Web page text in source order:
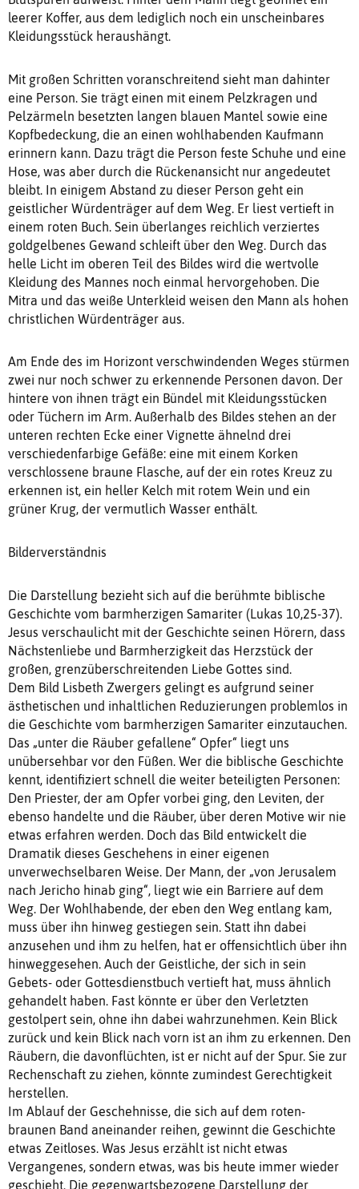
leerer Koffer, aus dem lediglich noch ein unscheinbares
Kleidungsstück heraushängt.
Mit großen Schritten voranschreitend sieht man dahinter
eine Person. Sie trägt einen mit einem Pelzkragen und
Pelzärmeln besetzten langen blauen Mantel sowie eine
Kopfbedeckung, die an einen wohlhabenden Kaufmann
erinnern kann. Dazu trägt die Person feste Schuhe und eine
Hose, was aber durch die Rückenansicht nur angedeutet
bleibt. In einigem Abstand zu dieser Person geht ein
geistlicher Würdenträger auf dem Weg. Er liest vertieft in
einem roten Buch. Sein überlanges reichlich verziertes
goldgelbenes Gewand schleift über den Weg. Durch das
helle Licht im oberen Teil des Bildes wird die wertvolle
Kleidung des Mannes noch einmal hervorgehoben. Die
Mitra und das weiße Unterkleid weisen den Mann als hohen
christlichen Würdenträger aus.
Am Ende des im Horizont verschwindenden Weges stürmen
zwei nur noch schwer zu erkennende Personen davon. Der
hintere von ihnen trägt ein Bündel mit Kleidungsstücken
oder Tüchern im Arm. Außerhalb des Bildes stehen an der
unteren rechten Ecke einer Vignette ähnelnd drei
verschiedenfarbige Gefäße: eine mit einem Korken
verschlossene braune Flasche, auf der ein rotes Kreuz zu
erkennen ist, ein heller Kelch mit rotem Wein und ein
grüner Krug, der vermutlich Wasser enthält.
Bilderverständnis
Die Darstellung bezieht sich auf die berühmte biblische
Geschichte vom barmherzigen Samariter (Lukas 10,25-37).
Jesus verschaulicht mit der Geschichte seinen Hörern, dass
Nächstenliebe und Barmherzigkeit das Herzstück der
großen, grenzüberschreitenden Liebe Gottes sind.
Dem Bild Lisbeth Zwergers gelingt es aufgrund seiner
ästhetischen und inhaltlichen Reduzierungen problemlos in
die Geschichte vom barmherzigen Samariter einzutauchen.
Das „unter die Räuber gefallene“ Opfer“ liegt uns
unübersehbar vor den Füßen. Wer die biblische Geschichte
kennt, identifiziert schnell die weiter beteiligten Personen:
Den Priester, der am Opfer vorbei ging, den Leviten, der
ebenso handelte und die Räuber, über deren Motive wir nie
etwas erfahren werden. Doch das Bild entwickelt die
Dramatik dieses Geschehens in einer eigenen
unverwechselbaren Weise. Der Mann, der „von Jerusalem
nach Jericho hinab ging“, liegt wie ein Barriere auf dem
Weg. Der Wohlhabende, der eben den Weg entlang kam,
muss über ihn hinweg gestiegen sein. Statt ihn dabei
anzusehen und ihm zu helfen, hat er offensichtlich über ihn
hinweggesehen. Auch der Geistliche, der sich in sein
Gebets- oder Gottesdienstbuch vertieft hat, muss ähnlich
gehandelt haben. Fast könnte er über den Verletzten
gestolpert sein, ohne ihn dabei wahrzunehmen. Kein Blick
zurück und kein Blick nach vorn ist an ihm zu erkennen. Den
Räubern, die davonflüchten, ist er nicht auf der Spur. Sie zur
Rechenschaft zu ziehen, könnte zumindest Gerechtigkeit
herstellen.
Im Ablauf der Geschehnisse, die sich auf dem roten-
braunen Band aneinander reihen, gewinnt die Geschichte
etwas Zeitloses. Was Jesus erzählt ist nicht etwas
Vergangenes, sondern etwas, was bis heute immer wieder
geschieht. Die gegenwartsbezogene Darstellung der